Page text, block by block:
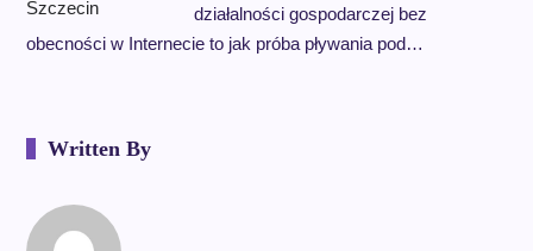
działalności gospodarczej bez
obecności w Internecie to jak próba pływania pod…
Written By